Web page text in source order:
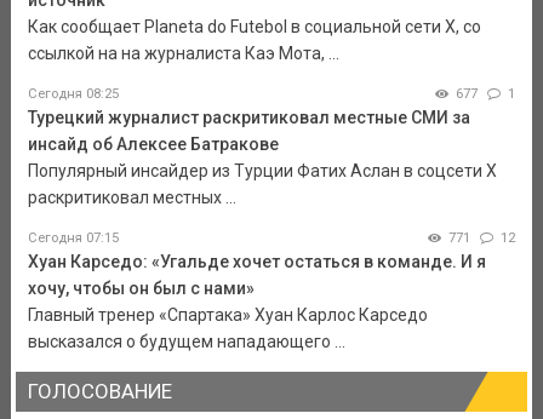
Как сообщает Planeta do Futebol в социальной сети Х, со
ссылкой на на журналиста Каэ Мота, ...
Сегодня 08:25 677 1
Турецкий журналист раскритиковал местные СМИ за
инсайд об Алексее Батракове
Популярный инсайдер из Турции Фатих Аслан в соцсети X
раскритиковал местных ...
Сегодня 07:15 771 12
Хуан Карседо: «Угальде хочет остаться в команде. И я
хочу, чтобы он был с нами»
Главный тренер «Спартака» Хуан Карлос Карседо
высказался о будущем нападающего ...
ГОЛОСОВАНИЕ